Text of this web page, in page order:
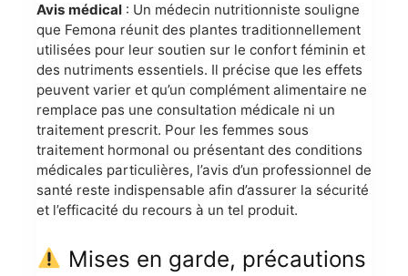
Avis médical : Un médecin nutritionniste souligne
que Femona réunit des plantes traditionnellement
utilisées pour leur soutien sur le confort féminin et
des nutriments essentiels. Il précise que les effets
peuvent varier et qu’un complément alimentaire ne
remplace pas une consultation médicale ni un
traitement prescrit. Pour les femmes sous
traitement hormonal ou présentant des conditions
médicales particulières, l’avis d’un professionnel de
santé reste indispensable afin d’assurer la sécurité
et l’efficacité du recours à un tel produit.
Mises en garde, précautions